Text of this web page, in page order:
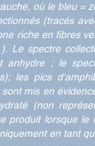
où le bleu =
(tracés
riche en fibres
Le spectre
anhydre ; le
les pics
mis en
(non
produit lorsque
en tant